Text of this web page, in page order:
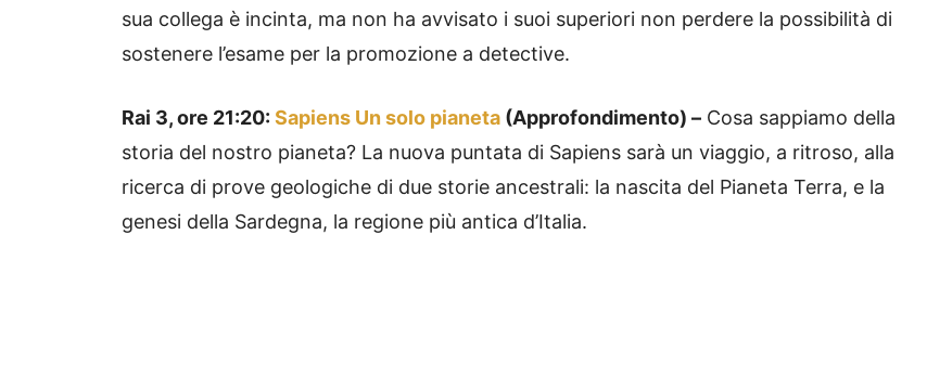
sua collega è incinta, ma non ha avvisato i suoi superiori non perdere la possibilità di
sostenere l’esame per la promozione a detective.
Rai 3, ore 21:20: Sapiens Un solo pianeta (Approfondimento) – Cosa sappiamo della
storia del nostro pianeta? La nuova puntata di Sapiens sarà un viaggio, a ritroso, alla
ricerca di prove geologiche di due storie ancestrali: la nascita del Pianeta Terra, e la
genesi della Sardegna, la regione più antica d’Italia.